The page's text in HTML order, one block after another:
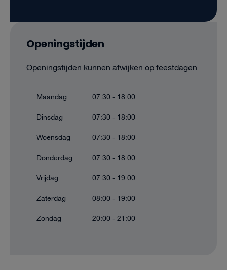
Openingstijden
Openingstijden kunnen afwijken op feestdagen
Maandag
07:30 - 18:00
Dinsdag
07:30 - 18:00
Woensdag
07:30 - 18:00
Donderdag
07:30 - 18:00
Vrijdag
07:30 - 19:00
Zaterdag
08:00 - 19:00
Zondag
20:00 - 21:00